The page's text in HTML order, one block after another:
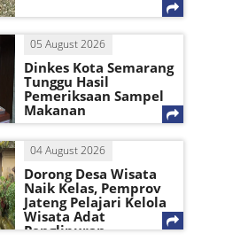
05 August 2026
Dinkes Kota Semarang
Tunggu Hasil
Pemeriksaan Sampel
Makanan
04 August 2026
Dorong Desa Wisata
Naik Kelas, Pemprov
Jateng Pelajari Kelola
Wisata Adat
Penglipuran